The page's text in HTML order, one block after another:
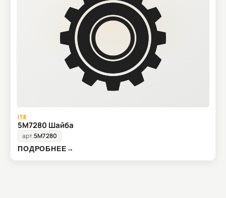
ITR
5M7280 Шайба
арт.5M7280
ПОДРОБНЕЕ→